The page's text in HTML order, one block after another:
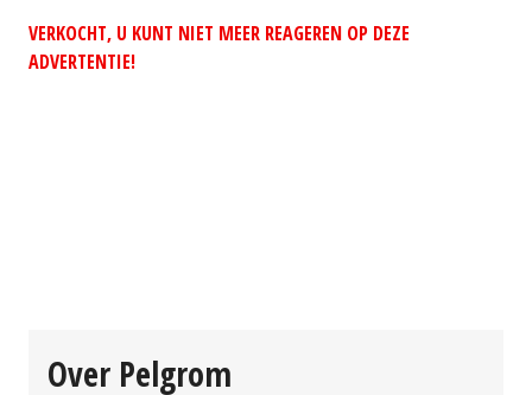
VERKOCHT, U KUNT NIET MEER REAGEREN OP DEZE
ADVERTENTIE!
Over Pelgrom